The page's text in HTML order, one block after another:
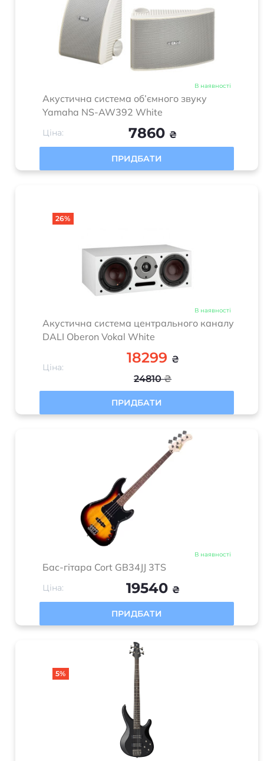
В наявності
Акустична система об’ємного звуку
Yamaha NS-AW392 White
Ціна: 7860 ₴
ПРИДБАТИ
26%
В наявності
Акустична система центрального каналу
DALI Oberon Vokal White
Ціна:
24810₴
18299 ₴
ПРИДБАТИ
В наявності
Бас-гітара Cort GB34JJ 3TS
Ціна: 19540 ₴
ПРИДБАТИ
5%